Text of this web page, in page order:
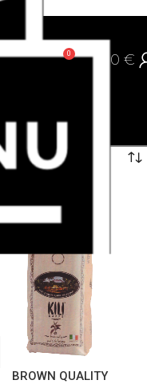
0 0,00 €
BROWN QUALITY